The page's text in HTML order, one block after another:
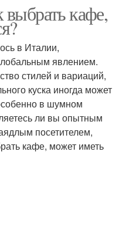
Домашняя пицца
Начинка для пиццы
Мексиканская пицца
выбрать кафе,
в Италии,
явлением.
стилей и вариаций,
куска иногда может
в шумном
ли вы опытным
посетителем,
кафе, может иметь